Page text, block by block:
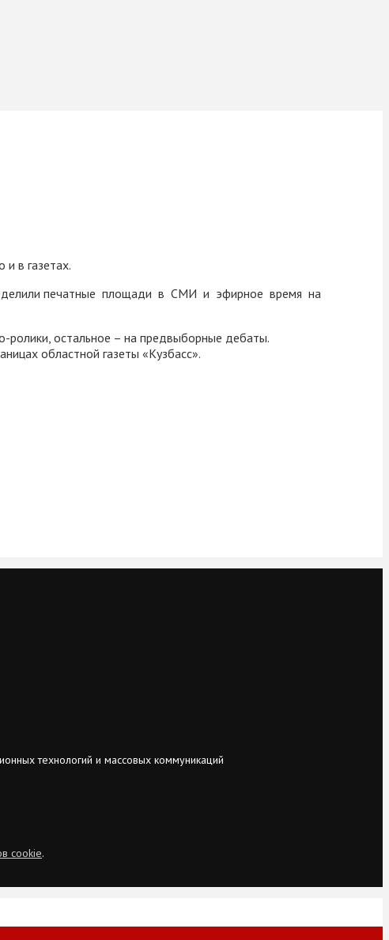
и в газетах.
печатные площади в СМИ и эфирное время на
ролики, остальное – на предвыборные дебаты.
областной газеты «Кузбасс».
технологий и массовых коммуникаций
cookie.